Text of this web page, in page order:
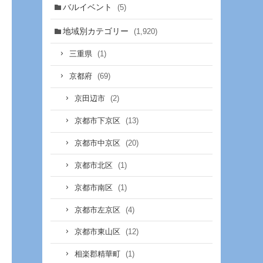
バルイベント (5)
地域別カテゴリー (1,920)
三重県 (1)
京都府 (69)
京田辺市 (2)
京都市下京区 (13)
京都市中京区 (20)
京都市北区 (1)
京都市南区 (1)
京都市左京区 (4)
京都市東山区 (12)
相楽郡精華町 (1)